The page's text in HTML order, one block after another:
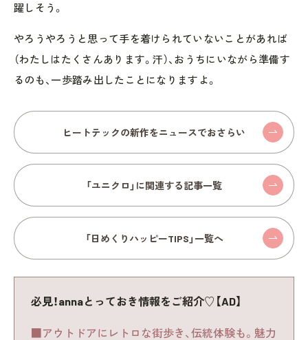
躍しそう。
やろうやろうと思って手を着けられていないことがあれば
（わたしはたくさんあります。汗）、おうちにいながら準備す
るのも、一歩踏み出したことになりますよ。
ヒートテックの新作をニュースでおさらい
「ユニクロ」に関連する記事一覧
「日めくりハッピーTIPS」一覧へ
必見！annaとっておき情報をご紹介♡【AD】
■アウトドアにレトロな街歩き、伝統体験も。魅力